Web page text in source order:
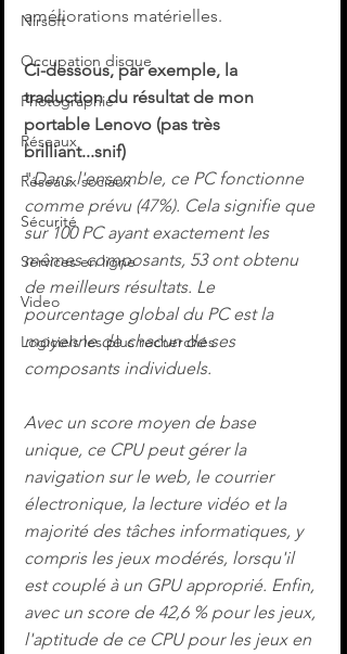
Nirsoft
Occupation disque
Photographie
Réseaux
Réseaux sociaux
Sécurité
Services en ligne
Video
Logiciels les plus recherchés
améliorations matérielles.
Ci-dessous, par exemple, la
traduction du résultat de mon
portable Lenovo (pas très
brilliant...snif)
"Dans l'ensemble, ce PC fonctionne
comme prévu (47%). Cela signifie que
sur 100 PC ayant exactement les
mêmes composants, 53 ont obtenu
de meilleurs résultats. Le
pourcentage global du PC est la
moyenne de chacun de ses
composants individuels.
Avec un score moyen de base
unique, ce CPU peut gérer la
navigation sur le web, le courrier
électronique, la lecture vidéo et la
majorité des tâches informatiques, y
compris les jeux modérés, lorsqu'il
est couplé à un GPU approprié. Enfin,
avec un score de 42,6 % pour les jeux,
l'aptitude de ce CPU pour les jeux en